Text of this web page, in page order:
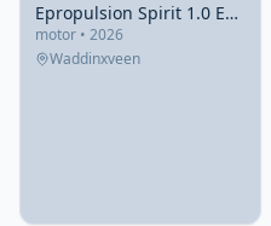
Epropulsion Spirit 1.0 EVO 2026 – Elektrische buitenboordmotor 3pk
motor • 2026
Waddinxveen